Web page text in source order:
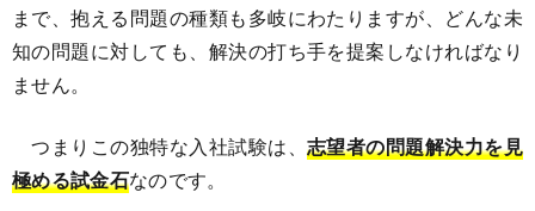
まで、抱える問題の種類も多岐にわたりますが、どんな未
知の問題に対しても、解決の打ち手を提案しなければなり
ません。
つまりこの独特な入社試験は、 志望者の問題解決力を見
極める試金石なのです。